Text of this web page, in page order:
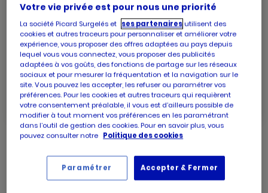
d'ouverture
d'aujourd'hui
Horaires
d'ouverture
d'aujourd'hui
Mardi 09:00 -
Horaires
d'ouverture
d'aujourd'hui
Mercredi 09:00 -19:30
Horaires
d'ouverture
d'aujourd'hui
Jeudi 09:00 - 19:30
Horaires
d'ouverture
d'aujourd'hui
Vendredi 09:00-
Horaires
d'ouverture
d'aujourd'hui
Samedi 09:00-19:30
Horaires
d'ouverture
d'aujourd'hui
Dimanche 09:00-12:45
Horaires
d'ouverture
d'aujourd'hui
Vendredi 09:00 -19:30
Voir tous les horaires
Votre vie privée est pour nous une priorité
La société Picard Surgelés et ses partenairesutilisent des
cookies et autres traceurs pour personnaliser et améliorer votre
expérience, vous proposer des offres adaptées au pays depuis
lequel vous vous connectez, vous proposer des publicités
adaptées à vos goûts, des fonctions de partage sur les réseaux
sociaux et pour mesurer la fréquentation et la navigation sur le
site. Vous pouvez les accepter, les refuser ou paramétrer vos
préférences. Pour les cookies et autres traceurs qui requièrent
votre consentement préalable, il vous est d’ailleurs possible de
modifier à tout moment vos préférences en les paramétrant
dans l’outil de gestion des cookies. Pour en savoir plus, vous
pouvez consulter notre Politique des cookies
Accepter & Fermer
Paramétrer